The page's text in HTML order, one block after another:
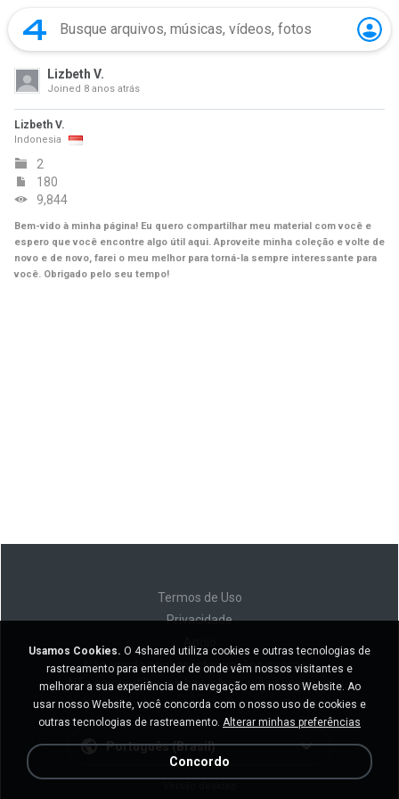
Lizbeth V.
Joined 8 anos atrás
Lizbeth V.
Indonesia
2
180
9,844
Bem-vido à minha página! Eu quero compartilhar meu material com você e
espero que você encontre algo útil aqui. Aproveite minha coleção e volte de
novo e de novo, farei o meu melhor para torná-la sempre interessante para
você. Obrigado pelo seu tempo!
Termos de Uso
Privacidade
Não venda minhas informações pessoais
Não compartilhe minhas informações pessoais
Português (Brasil)
Usamos Cookies. O 4shared utiliza cookies e outras tecnologias de
rastreamento para entender de onde vêm nossos visitantes e
melhorar a sua experiência de navegação em nosso Website. Ao
usar nosso Website, você concorda com o nosso uso de cookies e
outras tecnologias de rastreamento. Alterar minhas preferências
Concordo